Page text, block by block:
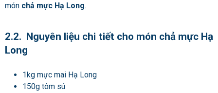
món chả mực Hạ Long.
2.2. Nguyên liệu chi tiết cho món chả mực Hạ
Long
1kg mực mai Hạ Long
150g tôm sú